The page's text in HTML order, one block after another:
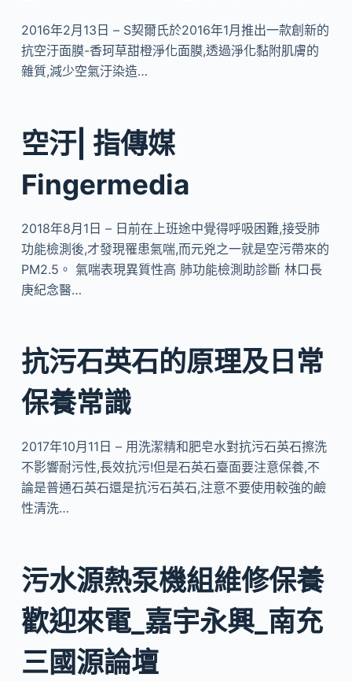
2016年2月13日 – S契爾氏於2016年1月推出一款創新的
抗空汙面膜-香珂草甜橙淨化面膜,透過淨化黏附肌膚的
雜質,減少空氣汙染造…
空汙| 指傳媒
Fingermedia
2018年8月1日 – 日前在上班途中覺得呼吸困難,接受肺
功能檢測後,才發現罹患氣喘,而元兇之一就是空污帶來的
PM2.5。 氣喘表現異質性高 肺功能檢測助診斷 林口長
庚紀念醫…
抗污石英石的原理及日常
保養常識
2017年10月11日 – 用洗潔精和肥皂水對抗污石英石擦洗
不影響耐污性,長效抗污!但是石英石臺面要注意保養,不
論是普通石英石還是抗污石英石,注意不要使用較強的鹼
性清洗…
污水源熱泵機組維修保養
歡迎來電_嘉宇永興_南充
三國源論壇